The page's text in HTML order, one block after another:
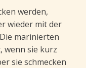
werden,
wieder mit der
marinierten
wenn sie kurz
sie schmecken